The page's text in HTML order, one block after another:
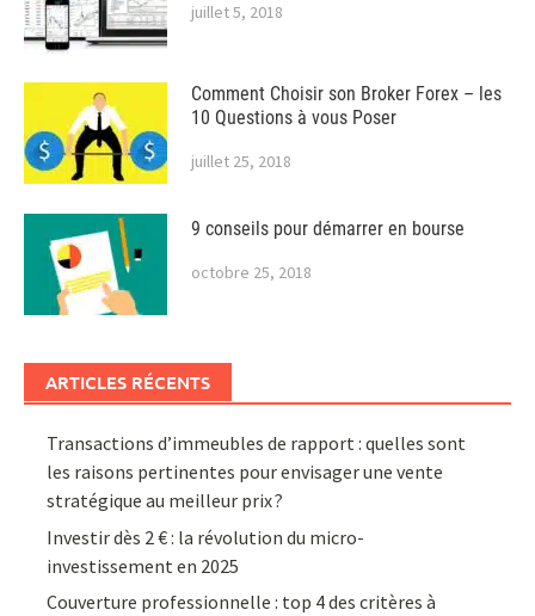
juillet 5, 2018
Comment Choisir son Broker Forex – les
10 Questions à vous Poser
juillet 25, 2018
9 conseils pour démarrer en bourse
octobre 25, 2018
ARTICLES RÉCENTS
Transactions d’immeubles de rapport : quelles sont
les raisons pertinentes pour envisager une vente
stratégique au meilleur prix ?
Investir dès 2 € : la révolution du micro-
investissement en 2025
Couverture professionnelle : top 4 des critères à